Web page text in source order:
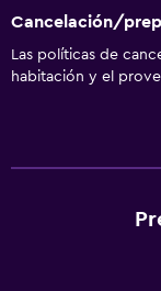
Cancelación/
Las políticas de
habitación y el